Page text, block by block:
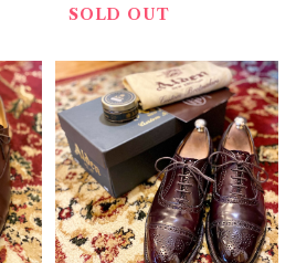
中古 / 65
SOLD OUT